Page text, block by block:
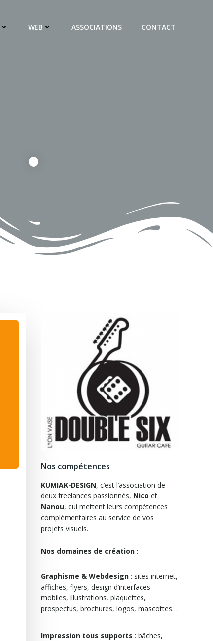
WEB ASSOCIATIONS CONTACT
Nos compétences
KUMIAK-DESIGN, c’est l’association de
deux freelances passionnés, Nico et
Nanou, qui mettent leurs compétences
complémentaires au service de vos
projets visuels.
Nos domaines de création :
Graphisme & Webdesign : sites internet,
affiches, flyers, design d’interfaces
mobiles, illustrations, plaquettes,
prospectus, brochures, logos, mascottes…
Impression tous supports : bâches,